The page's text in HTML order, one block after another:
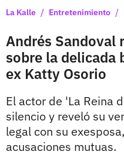
La Kalle / Entretenimiento /
Andrés Sandoval
sobre la delicada
ex Katty Osorio
El actor de 'La Reina
silencio y reveló su
legal con su
acusaciones mutuas.